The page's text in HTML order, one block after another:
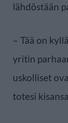
lähdöstään
– Tää on
yritin
uskolliset
totesi